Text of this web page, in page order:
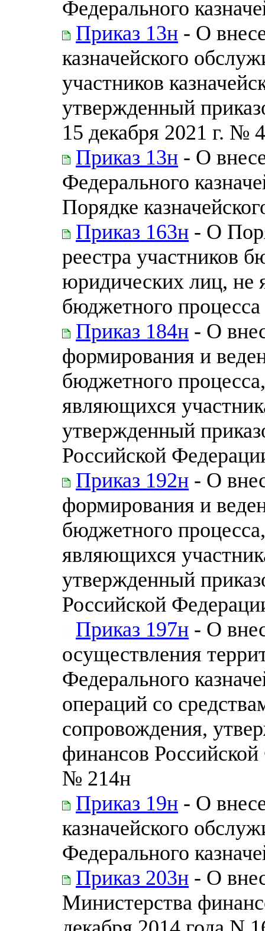
Федерального
Приказ 13н - О
казначейского
участников
утвержденный
15 декабря 2021 г. №
Приказ 13н - О
Федерального
Порядке
Приказ 163н - О
реестра участников
юридических лиц, не
бюджетного процесса
Приказ 184н - О
формирования и
бюджетного
являющихся
утвержденный
Российской
Приказ 192н - О
формирования и
бюджетного
являющихся
утвержденный
Российской
Приказ 197н - О
осуществления
Федерального
операций со
сопровождения,
финансов
№ 214н
Приказ 19н - О
казначейского
Федерального
Приказ 203н - О
Министерства